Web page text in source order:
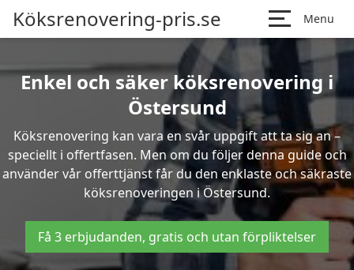
Köksrenovering-pris.se Menu
Enkel och säker köksrenovering i
Östersund
Köksrenovering kan vara en svår uppgift att ta sig an –
speciellt i offertfasen. Men om du följer denna guide och
använder vår offerttjänst får du den enklaste och säkraste
köksrenoveringen i Östersund.
Få 3 erbjudanden, gratis och utan förpliktelser